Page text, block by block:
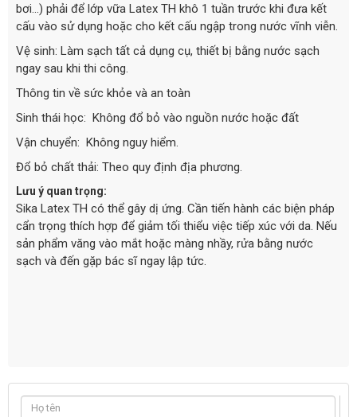
bơi…) phải để lớp vữa Latex TH khô 1 tuần trước khi đưa kết
cấu vào sử dụng hoặc cho kết cấu ngập trong nước vĩnh viễn.
Vệ sinh: Làm sạch tất cả dụng cụ, thiết bị bằng nước sạch
ngay sau khi thi công.
Thông tin về sức khỏe và an toàn
Sinh thái học: Không đổ bỏ vào nguồn nước hoặc đất
Vận chuyển: Không nguy hiểm.
Đổ bỏ chất thải: Theo quy định địa phương.
Lưu ý quan trọng:
Sika Latex TH có thể gây dị ứng. Cần tiến hành các biện pháp
cẩn trọng thích hợp để giảm tối thiểu việc tiếp xúc với da. Nếu
sản phẩm văng vào mắt hoặc màng nhầy, rửa bằng nước
sạch và đến gặp bác sĩ ngay lập tức.